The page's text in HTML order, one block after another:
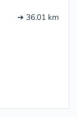
➔ 36.01 km